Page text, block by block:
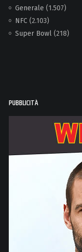
Generale (1.507)
NFC(2.103)
Super Bowl(218)
PUBBLICITÀ